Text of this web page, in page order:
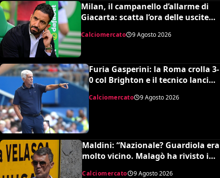
Milan, il campanello d’allarme di
Giacarta: scatta l’ora delle uscite
Calciomercato 9 Agosto 2026
Furia Gasperini: la Roma crolla 3-
0 col Brighton e il tecnico lancia
l’allarme mercato
Calciomercato 9 Agosto 2026
Maldini: “Nazionale? Guardiola era
molto vicino. Malagò ha rivisto i
Calciomercato 9 Agosto 2026